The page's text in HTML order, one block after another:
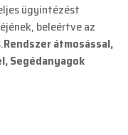
ügyintézést
beleértve az
Rendszer átmosással,
Segédanyagok